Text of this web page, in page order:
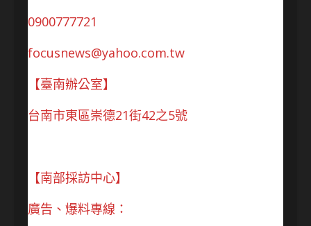
0900777721
focusnews@yahoo.com.tw
【臺南辦公室】
台南市東區崇德21街42之5號
【南部採訪中心】
廣告、爆料專線：